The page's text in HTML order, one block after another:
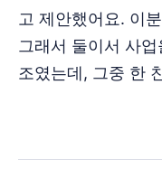
고 제안했어요. 이
그래서 둘이서 사
조였는데, 그중 한